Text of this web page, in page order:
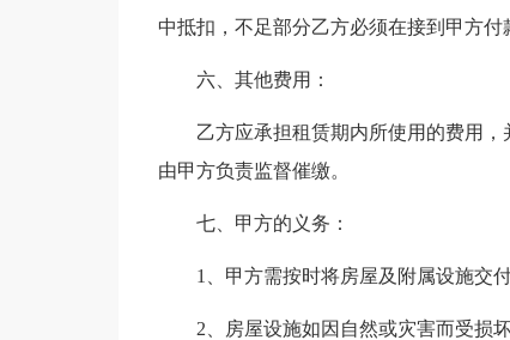
中抵扣，不足部分乙方必须在接到甲方付
六、其他费用：
乙方应承担租赁期内所使用的费用
由甲方负责监督催缴。
七、甲方的义务：
1、甲方需按时将房屋及附属设施交付
2、房屋设施如因自然或灾害而受损